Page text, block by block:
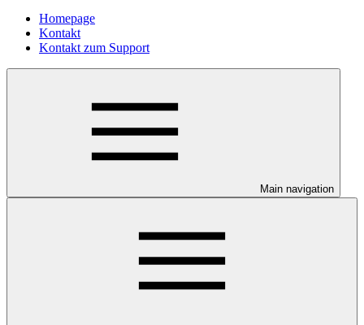
Homepage
Kontakt
Kontakt zum Support
Main navigation